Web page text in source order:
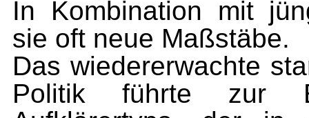
In Kombination mit
sie oft neue Maßstäbe.
Das wiedererwachte
Politik führte zur